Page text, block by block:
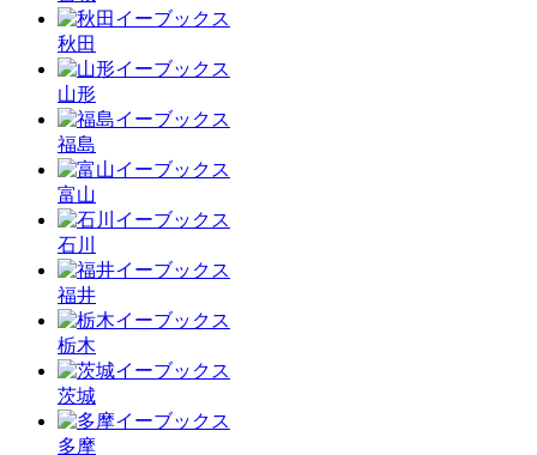
秋田
山形
福島
富山
石川
福井
栃木
茨城
多摩